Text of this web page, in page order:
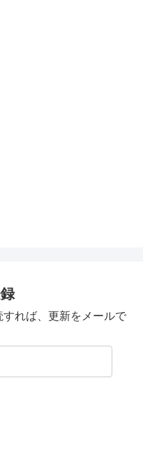
すれば、更新をメールで